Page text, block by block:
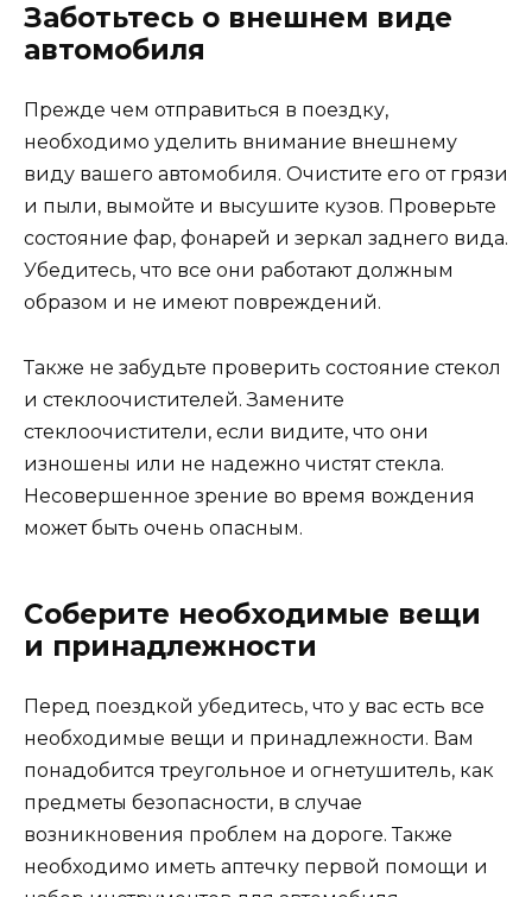
Заботьтесь о внешнем виде
автомобиля
Прежде чем отправиться в поездку,
необходимо уделить внимание внешнему
виду вашего автомобиля. Очистите его от грязи
и пыли, вымойте и высушите кузов. Проверьте
состояние фар, фонарей и зеркал заднего вида.
Убедитесь, что все они работают должным
образом и не имеют повреждений.
Также не забудьте проверить состояние стекол
и стеклоочистителей. Замените
стеклоочистители, если видите, что они
изношены или не надежно чистят стекла.
Несовершенное зрение во время вождения
может быть очень опасным.
Соберите необходимые вещи
и принадлежности
Перед поездкой убедитесь, что у вас есть все
необходимые вещи и принадлежности. Вам
понадобится треугольное и огнетушитель, как
предметы безопасности, в случае
возникновения проблем на дороге. Также
необходимо иметь аптечку первой помощи и